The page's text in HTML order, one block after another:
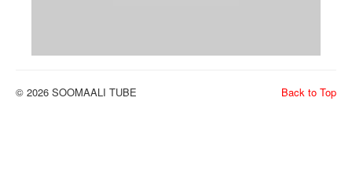
Back to Top
© 2026 SOOMAALI TUBE